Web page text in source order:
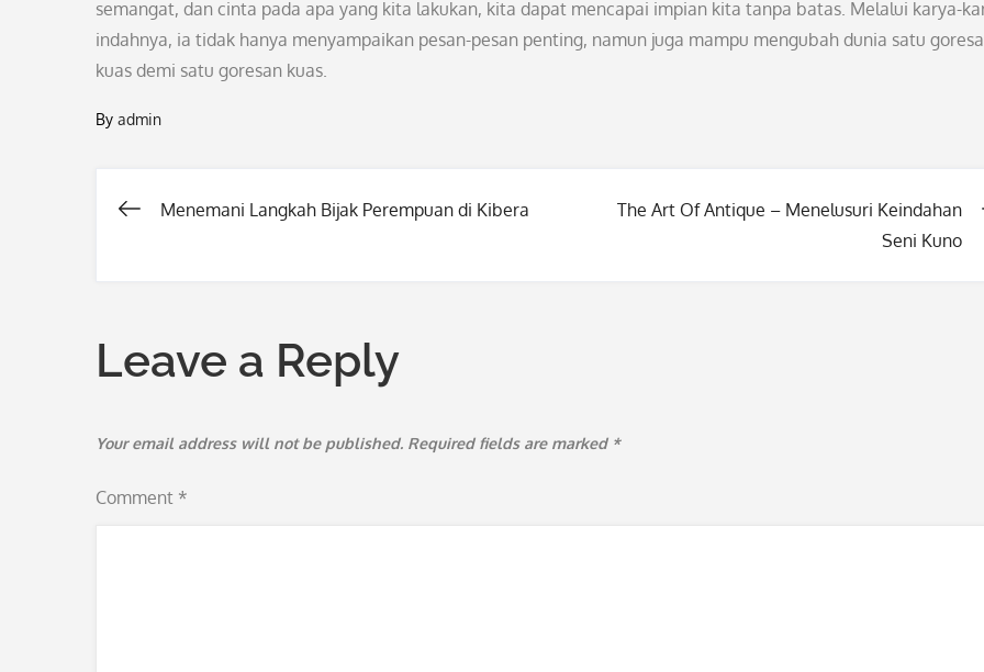
semangat, dan cinta pada apa yang kita lakukan, kita dapat mencapai impian kita tanpa batas. Melalui karya-
indahnya, ia tidak hanya menyampaikan pesan-pesan penting, namun juga mampu mengubah dunia satu
kuas demi satu goresan kuas.
By admin
Post
Menemani Langkah Bijak Perempuan di Kibera
The Art Of Antique – Menelusuri Keindahan
Seni Kuno
Leave a Reply
Your email address will not be published. Required fields are marked *
Comment *